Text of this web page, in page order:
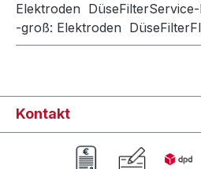
Elektroden
-groß: Elektroden
Kontakt